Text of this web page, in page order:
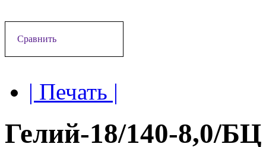
Сравнить
| Печать |
Гелий-18/140-8,0/БЦ